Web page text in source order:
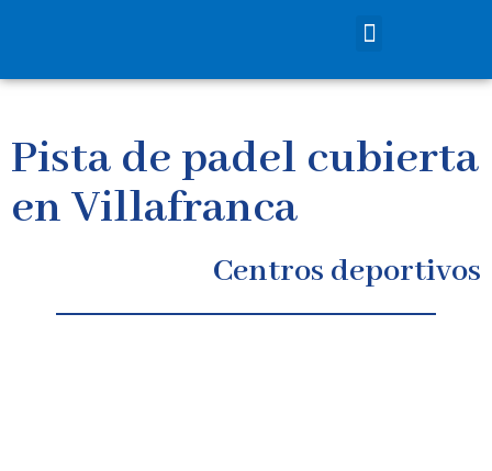
Pista de padel cubierta
en Villafranca
Centros deportivos